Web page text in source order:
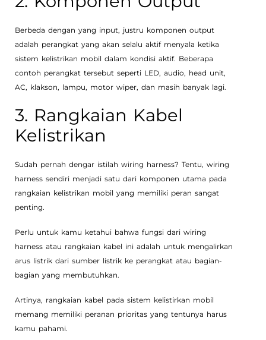
Berbeda dengan yang input, justru komponen output
adalah perangkat yang akan selalu aktif menyala ketika
sistem kelistrikan mobil dalam kondisi aktif. Beberapa
contoh perangkat tersebut seperti LED, audio, head unit,
AC, klakson, lampu, motor wiper, dan masih banyak lagi.
3. Rangkaian Kabel
Kelistrikan
Sudah pernah dengar istilah wiring harness? Tentu, wiring
harness sendiri menjadi satu dari komponen utama pada
rangkaian kelistrikan mobil yang memiliki peran sangat
penting.
Perlu untuk kamu ketahui bahwa fungsi dari wiring
harness atau rangkaian kabel ini adalah untuk mengalirkan
arus listrik dari sumber listrik ke perangkat atau bagian-
bagian yang membutuhkan.
Artinya, rangkaian kabel pada sistem kelistirkan mobil
memang memiliki peranan prioritas yang tentunya harus
kamu pahami.